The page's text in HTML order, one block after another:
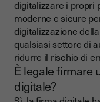
digitalizzare i propri
moderne e sicure
digitalizzazione
qualsiasi settore di
ridurre il rischio di
È legale firmare
digitale?